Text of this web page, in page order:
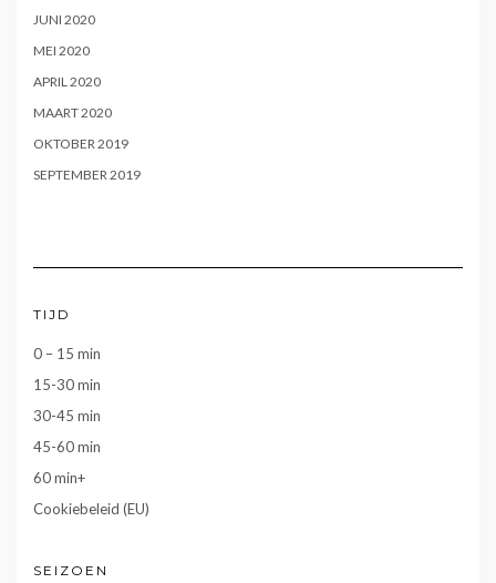
JUNI 2020
MEI 2020
APRIL 2020
MAART 2020
OKTOBER 2019
SEPTEMBER 2019
TIJD
0 – 15 min
15-30 min
30-45 min
45-60 min
60 min+
Cookiebeleid (EU)
SEIZOEN